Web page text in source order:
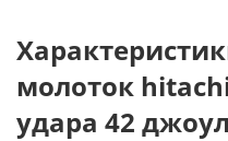
молоток
удара 42